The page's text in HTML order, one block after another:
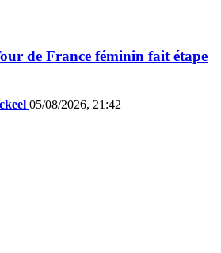
de France féminin fait étape
05/08/2026, 21:42